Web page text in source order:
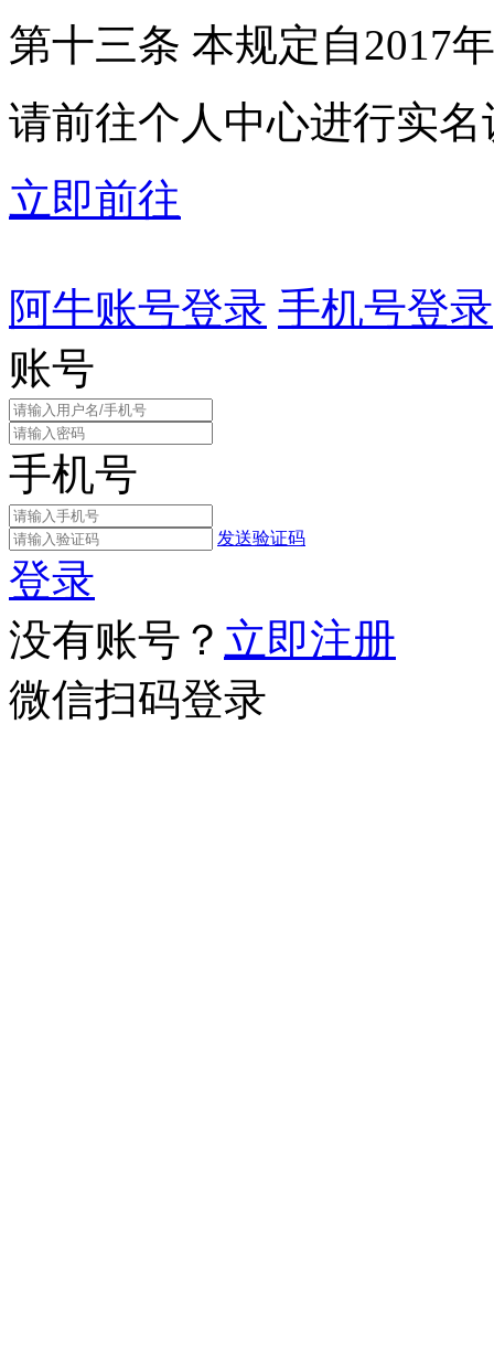
第十三条 本规定自2017
请前往个人中心进行实名
立即前往
阿牛账号登录 手机号登录
账号
手机号
发送验证码
登录
没有账号？ 立即注册
微信扫码登录